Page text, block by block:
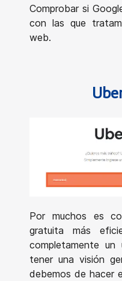
Comprobar si
con las que
web.
Por muchos es
gratuita más
completamente
tener una visión
debemos de hacer